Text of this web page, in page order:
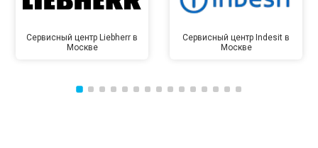
Сервисный центр Liebherr в
Москве
Сервисный центр Indesit в
Москве